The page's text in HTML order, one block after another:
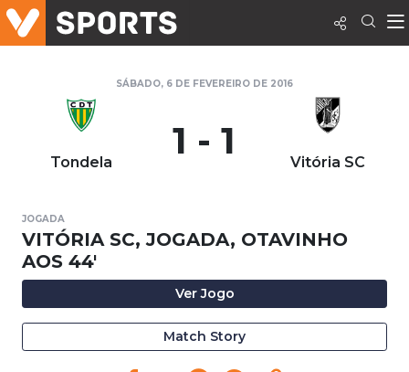
SÁBADO, 6 DE FEVEREIRO DE 2016
Tondela 1 - 1 Vitória SC
JOGADA
VITÓRIA SC, JOGADA, OTAVINHO
AOS 44'
Ver Jogo
Match Story